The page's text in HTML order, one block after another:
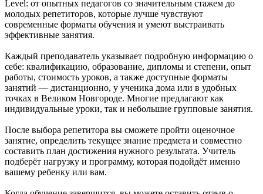
Level: от опытных педагогов со значительным стажем до
молодых репетиторов, которые лучше чувствуют
современные форматы обучения и умеют выстраивать
эффективные занятия.
Каждый преподаватель указывает подробную информацию о
себе: квалификацию, образование, дипломы и степени, опыт
работы, стоимость уроков, а также доступные форматы
занятий — дистанционно, у ученика дома или в удобных
точках в Великом Новгороде. Многие предлагают как
индивидуальные уроки, так и небольшие групповые занятия.
После выбора репетитора вы сможете пройти оценочное
занятие, определить текущее знание предмета и совместно
составить план достижения нужного результата. Учитель
подберёт нагрузку и программу, которая подойдёт именно
вашему ребенку или вам.